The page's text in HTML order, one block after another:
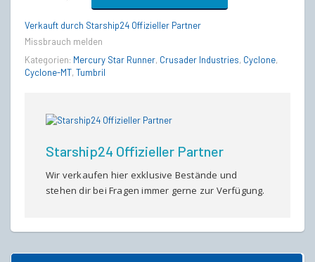
&
MT
(FORTUNA
PACK
quantity
Verkauft durch Starship24 Offizieller Partner
Missbrauch melden
Kategorien: Mercury Star Runner, Crusader Industries, Cyclone,
Cyclone-MT, Tumbril
Starship24 Offizieller Partner
Wir verkaufen hier exklusive Bestände und
stehen dir bei Fragen immer gerne zur Verfügung.